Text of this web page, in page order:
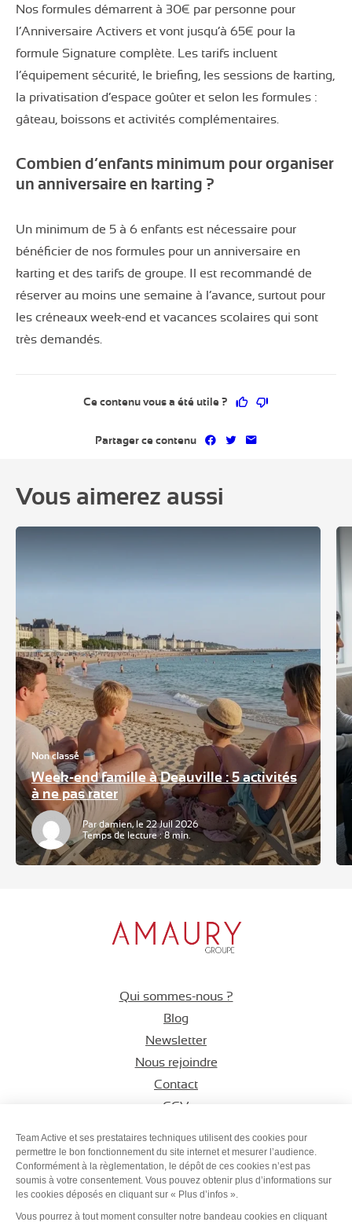
Nos formules démarrent à 30€ par personne pour
l’Anniversaire Activers et vont jusqu’à 65€ pour la
formule Signature complète. Les tarifs incluent
l’équipement sécurité, le briefing, les sessions de karting,
la privatisation d’espace goûter et selon les formules :
gâteau, boissons et activités complémentaires.
Combien d’enfants minimum pour organiser
un anniversaire en karting ?
Un minimum de 5 à 6 enfants est nécessaire pour
bénéficier de nos formules pour un anniversaire en
karting et des tarifs de groupe. Il est recommandé de
réserver au moins une semaine à l’avance, surtout pour
les créneaux week-end et vacances scolaires qui sont
très demandés.
Ce contenu vous a été utile ? Ce contenu vous
Partager ce contenu Partager sur Facebook
Partager sur Twitter
Partager par
Vous aimerez aussi
Non classé
Week-end famille à Deauville : 5 activités
à ne pas rater
Par damien, le 22 Juil 2026
Temps de lecture : 8 min.
Qui sommes-nous ?
Blog
Newsletter
Nous rejoindre
Contact
CGV
Suivez-nous sur
Suivez-nous
Suivez-
Team Active et ses prestataires techniques utilisent des cookies pour
permettre le bon fonctionnement du site internet et mesurer l’audience.
Conformément à la règlementation, le dépôt de ces cookies n’est pas
soumis à votre consentement. Vous pouvez obtenir plus d’informations sur
les cookies déposés en cliquant sur « Plus d’infos ».
Vous pourrez à tout moment consulter notre bandeau cookies en cliquant